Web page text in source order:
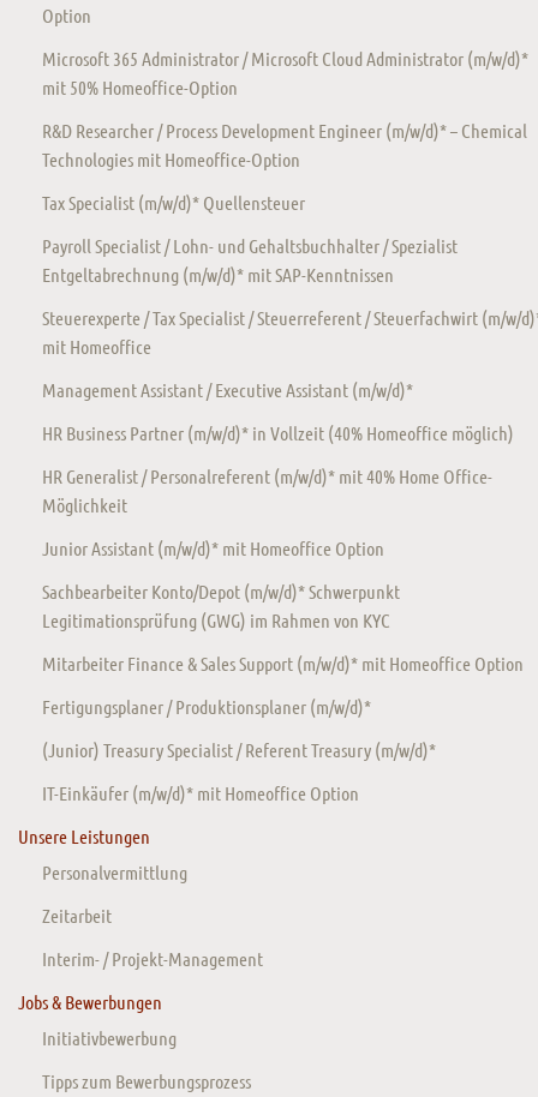
Option
Microsoft 365 Administrator / Microsoft Cloud Administrator (m/w/d)*
mit 50% Homeoffice-Option
R&D Researcher / Process Development Engineer (m/w/d)* – Chemical
Technologies mit Homeoffice-Option
Tax Specialist (m/w/d)* Quellensteuer
Payroll Specialist / Lohn- und Gehaltsbuchhalter / Spezialist
Entgeltabrechnung (m/w/d)* mit SAP-Kenntnissen
Steuerexperte / Tax Specialist / Steuerreferent / Steuerfachwirt (m/w/
mit Homeoffice
Management Assistant / Executive Assistant (m/w/d)*
HR Business Partner (m/w/d)* in Vollzeit (40% Homeoffice möglich)
HR Generalist / Personalreferent (m/w/d)* mit 40% Home Office-
Möglichkeit
Junior Assistant (m/w/d)* mit Homeoffice Option
Sachbearbeiter Konto/Depot (m/w/d)* Schwerpunkt
Legitimationsprüfung (GWG) im Rahmen von KYC
Mitarbeiter Finance & Sales Support (m/w/d)* mit Homeoffice Option
Fertigungsplaner / Produktionsplaner (m/w/d)*
(Junior) Treasury Specialist / Referent Treasury (m/w/d)*
IT-Einkäufer (m/w/d)* mit Homeoffice Option
Unsere Leistungen
Personalvermittlung
Zeitarbeit
Interim- / Projekt-Management
Jobs & Bewerbungen
Initiativbewerbung
Tipps zum Bewerbungsprozess